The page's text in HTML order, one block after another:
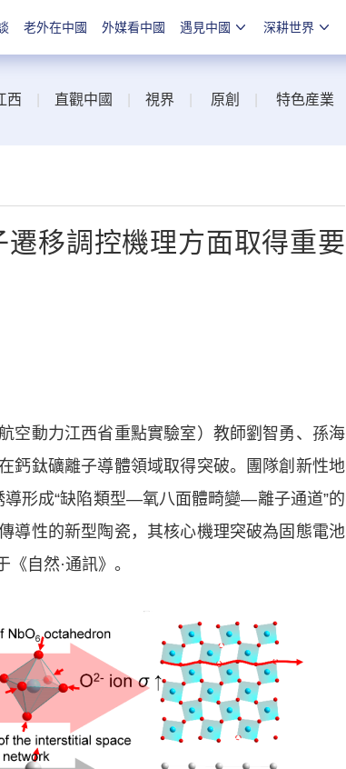
老外在中國 外媒看中國 遇見中國 深耕世界
西 直觀中國 視界 原創 特色産業
移調控機理方面取得重要
動力江西省重點實驗室）教師劉智勇、孫海
鈣鈦礦離子導體領域取得突破。團隊創新性地
形成“缺陷類型—氧八面體畸變—離子通道”的
導性的新型陶瓷，其核心機理突破為固態電池
自然·通訊》。